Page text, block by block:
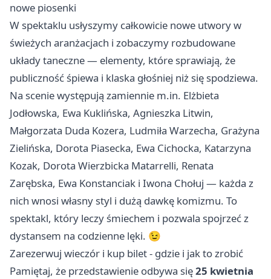
nowe piosenki
W spektaklu usłyszymy całkowicie nowe utwory w
świeżych aranżacjach i zobaczymy rozbudowane
układy taneczne — elementy, które sprawiają, że
publiczność śpiewa i klaska głośniej niż się spodziewa.
Na scenie występują zamiennie m.in. Elżbieta
Jodłowska, Ewa Kuklińska, Agnieszka Litwin,
Małgorzata Duda Kozera, Ludmiła Warzecha, Grażyna
Zielińska, Dorota Piasecka, Ewa Cichocka, Katarzyna
Kozak, Dorota Wierzbicka Matarrelli, Renata
Zarębska, Ewa Konstanciak i Iwona Chołuj — każda z
nich wnosi własny styl i dużą dawkę komizmu. To
spektakl, który leczy śmiechem i pozwala spojrzeć z
dystansem na codzienne lęki. 😉
Zarezerwuj wieczór i kup bilet - gdzie i jak to zrobić
Pamiętaj, że przedstawienie odbywa się25 kwietnia